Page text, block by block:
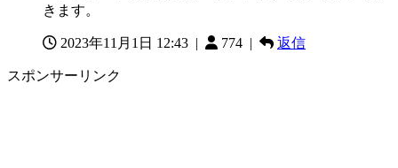
きます。
2023年11月1日 12:43 | 774 | 返信
スポンサーリンク